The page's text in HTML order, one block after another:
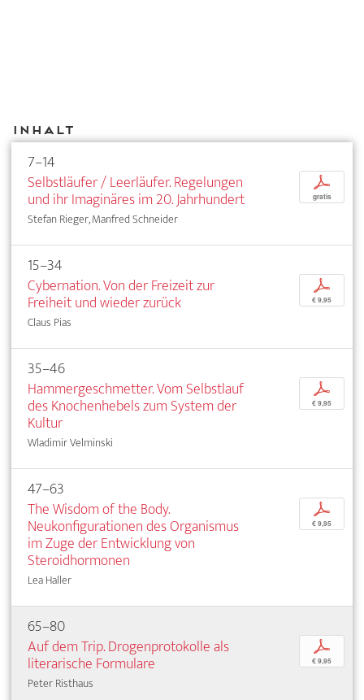
Inhalt
7–14
Selbstläufer / Leerläufer. Regelungen
und ihr Imaginäres im 20. Jahrhundert
Stefan Rieger, Manfred Schneider
p
gratis
15–34
Cybernation. Von der Freizeit zur
Freiheit und wieder zurück
Claus Pias
p
€ 9,95
35–46
Hammergeschmetter. Vom Selbstlauf
des Knochenhebels zum System der
Kultur
Wladimir Velminski
p
€ 9,95
47–63
The Wisdom of the Body.
Neukonfigurationen des Organismus
im Zuge der Entwicklung von
Steroidhormonen
Lea Haller
p
€ 9,95
65–80
Auf dem Trip. Drogenprotokolle als
literarische Formulare
Peter Risthaus
p
€ 9,95